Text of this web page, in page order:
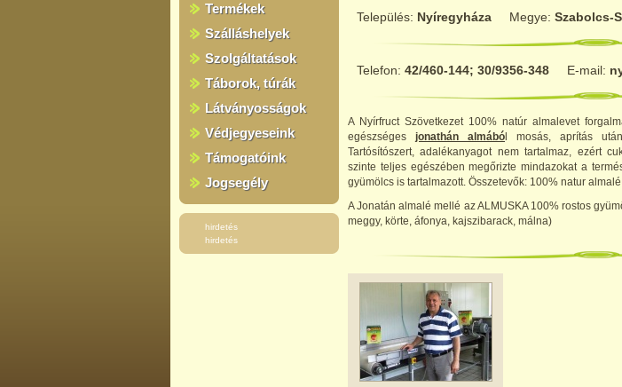
Termékek
Szálláshelyek
Szolgáltatások
Táborok, túrák
Látványosságok
Védjegyeseink
Támogatóink
Jogsegély
hirdetés
hirdetés
Település: Nyíregyháza Megye: Szabolcs-
Telefon: 42/460-144; 30/9356-348 E-mail:
A Nyírfruct Szövetkezet 100% natúr almalevet
egészséges jonathán almábó l mosás, aprítás
Tartósítószert, adalékanyagot nem tartalmaz, ezért
szinte teljes egészében megőrizte mindazokat a
gyümölcs is tartalmazott. Összetevők: 100% natur
A Jonatán almalé mellé az ALMUSKA 100% rostos
meggy, körte, áfonya, kajszibarack, málna)